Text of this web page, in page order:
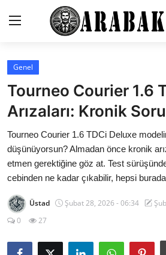
İletişim
Genel
Karşılaştırmalar
Testler
Markalar
Motosiklet
Genel
Tourneo Courier 1.6
Arızaları: Kronik
Tourneo Courier 1.6 TDCi Deluxe
düşünüyorsun? Almadan önce kronik
etmen gerektiğine göz at. Test
cebinden ne kadar çıkabilir, hepsi
Üstad Şubat 28, 2026 - 06:34
0
27